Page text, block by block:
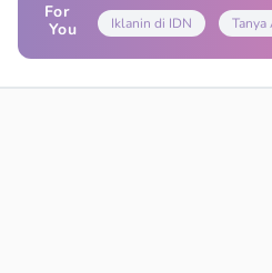
For
You
Iklanin di IDN Tanya